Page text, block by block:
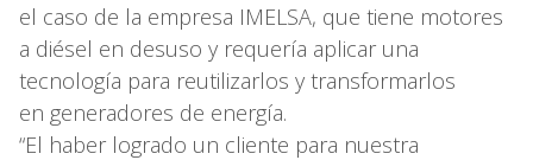
el caso de la empresa IMELSA, que tiene motores
a diésel en desuso y requería aplicar una
tecnología para reutilizarlos y transformarlos
en generadores de energía.
“El haber logrado un cliente para nuestra